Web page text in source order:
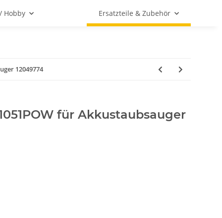
Hobby Ersatzteile & Zubehör
12049774
für Akkustaubsauger